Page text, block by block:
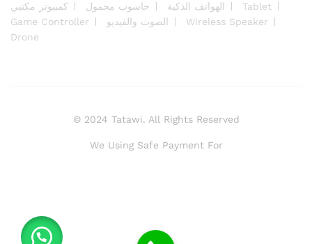
كمبيوتر مكتبي
حاسوب محمول الهواتف الذكية
Tablet
Game Controller
الصوت والفيديو
Wireless Speaker
Drone
© 2024 Tatawi. All Rights Reserved
We Using Safe Payment For